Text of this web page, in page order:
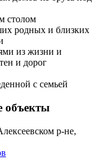
столом
родных и близких
из жизни и
и дорог
с семьей
объекты
р-не,